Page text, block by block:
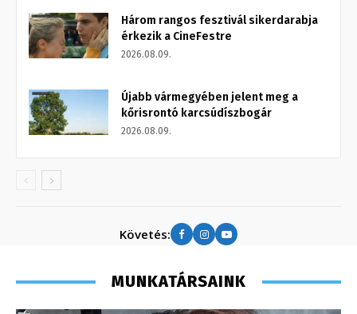
Három rangos fesztivál sikerdarabja
érkezik a CineFestre
2026.08.09.
Újabb vármegyében jelent meg a
kőrisrontó karcsúdíszbogár
2026.08.09.
Követés:
MUNKATÁRSAINK